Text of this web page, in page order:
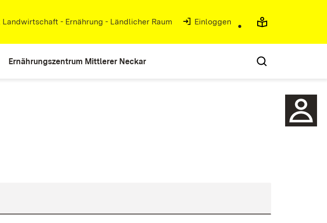
Landwirtschaft - Ernährung - Ländlicher Raum (Öffnet in neuem Fenster)
Einloggen
Ernährungszentrum Mittlerer Neckar